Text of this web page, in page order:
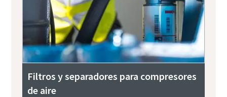
Filtros y separadores para compresores
de aire